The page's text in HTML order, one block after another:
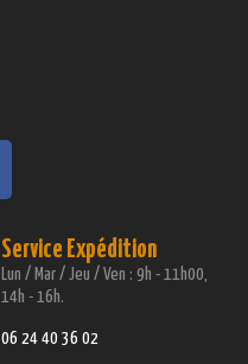
Service Expédition
Lun / Mar / Jeu / Ven : 9h - 11h00,
14h - 16h.
06 24 40 36 02